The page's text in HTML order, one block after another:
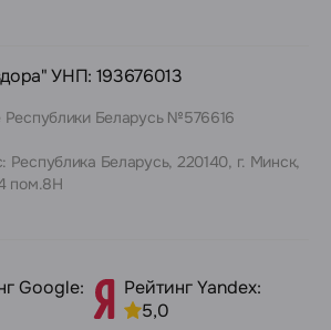
УНП: 193676013
Республики Беларусь №576616
Республика Беларусь, 220140, г. Минск,
пом.8Н
Google:
Рейтинг Yandex:
5,0